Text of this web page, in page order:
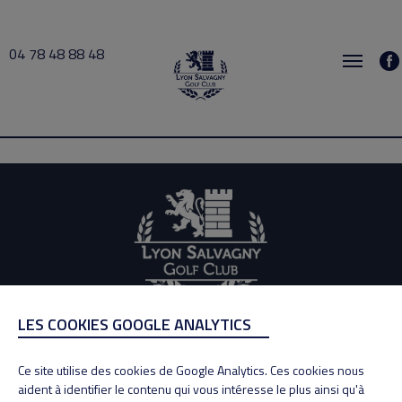
04 78 48 88 48
busy 2026-07-30 18:00 → 2026-07-30 18:30
ADRESSE
69890 La Tour de Salvagny
Tél : 04 78 48 88 48
LES COOKIES GOOGLE ANALYTICS
Ce site utilise des cookies de Google Analytics. Ces cookies nous
aident à identifier le contenu qui vous intéresse le plus ainsi qu'à